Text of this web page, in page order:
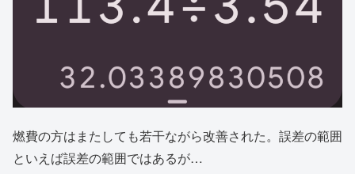
燃費の方はまたしても若干ながら改善された。誤差の範囲
といえば誤差の範囲ではあるが…